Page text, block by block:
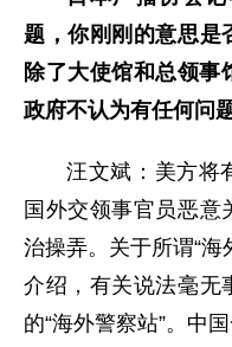
题，你刚刚的意思是
除了大使馆和总领事
政府不认为有任何问
汪文斌：美方将
国外交领事官员恶意
治操弄。关于所谓“海
介绍，有关说法毫无
的“海外警察站”。中